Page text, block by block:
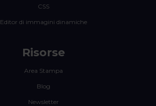
CSS
Editor di immagini dinamiche
Risorse
Area Stampa
Blog
Newsletter